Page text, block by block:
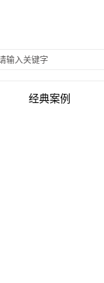
经典案例